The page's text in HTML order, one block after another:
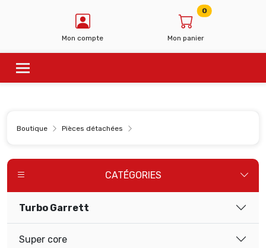
Mon compte Mon panier
0
Boutique Pièces détachées
CATÉGORIES
Turbo Garrett
Super core